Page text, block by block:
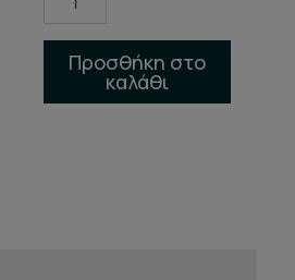
Προσθήκη στο
καλάθι